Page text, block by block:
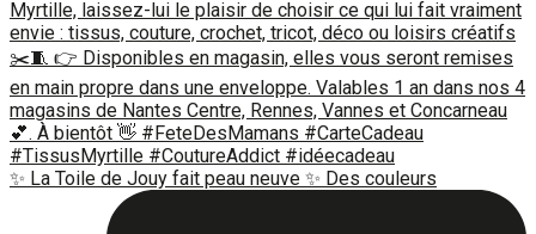
✨ La Toile de Jouy fait peau neuve ✨ Des couleurs